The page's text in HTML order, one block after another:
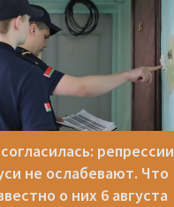
репрессии
не ослабевают. Что
о них 6 августа